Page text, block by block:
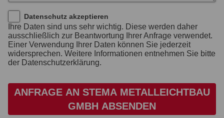
Datenschutz akzeptieren
Ihre Daten sind uns sehr wichtig. Diese werden daher
ausschließlich zur Beantwortung Ihrer Anfrage verwendet.
Einer Verwendung Ihrer Daten können Sie jederzeit
widersprechen. Weitere Informationen entnehmen Sie bitte
der Datenschutzerklärung.
ANFRAGE AN STEMA METALLEICHTBAU
GMBH ABSENDEN